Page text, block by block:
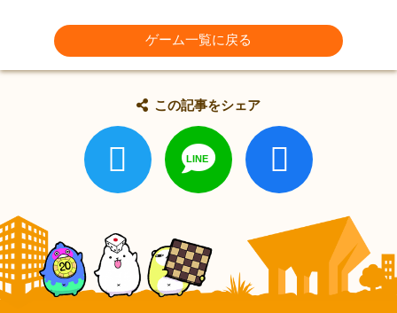
ゲーム一覧に戻る
この記事をシェア